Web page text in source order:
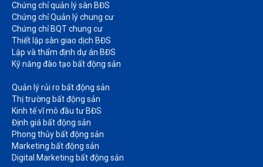
Chứng chỉ quản lý sàn BĐS
Chứng chỉ Quản lý chung cư​
Chứng chỉ BQT chung cư​
Thiết lập sàn giao dịch BĐS​
Lập và thẩm định dự án BĐS​
Kỹ năng đào tạo bất động sản​
Quản lý rủi ro bất động sản​
Thị trường bất động sản​
Kinh tế vĩ mô đầu tư BĐS​
Định giá bất động sản​
Phong thủy bất động sản​
Marketing bất động sản​
Digital Marketing bất động sản​